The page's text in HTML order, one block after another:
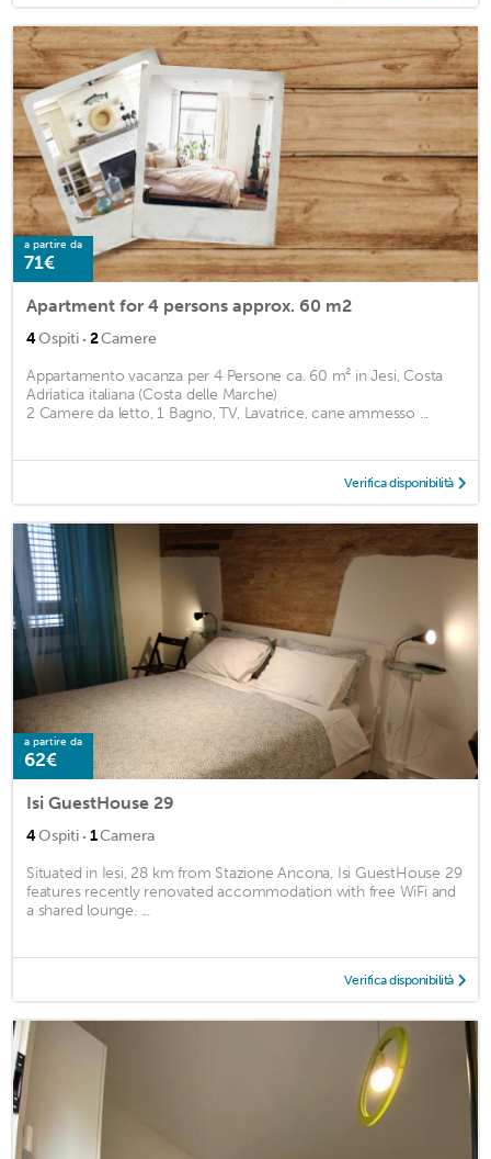
a partire da
71€
Apartment for 4 persons approx. 60 m2
4Ospiti · 2Camere
Appartamento vacanza per 4 Persone ca. 60 m² in Jesi, Costa
Adriatica italiana (Costa delle Marche)
2 Camere da letto, 1 Bagno, TV, Lavatrice, cane ammesso ...
Verifica disponibilità
a partire da
62€
Isi GuestHouse 29
4Ospiti · 1Camera
Situated in Iesi, 28 km from Stazione Ancona, Isi GuestHouse 29
features recently renovated accommodation with free WiFi and
a shared lounge. ...
Verifica disponibilità